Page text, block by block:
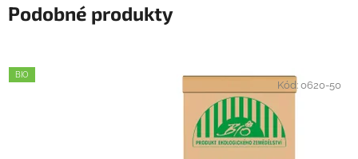
Podobné produkty
BIO
Kód:0620-50